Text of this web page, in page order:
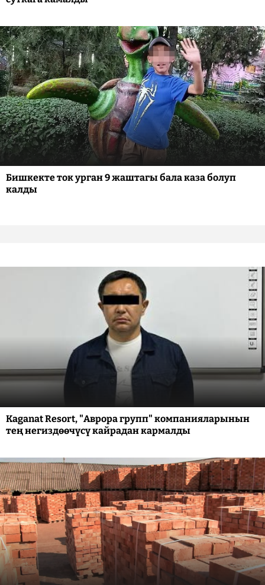
Бишкекте ток урган 9 жаштагы бала каза болуп
калды
Kaganat Resort, "Аврора групп" компанияларынын
тең негиздөөчүсү кайрадан кармалды